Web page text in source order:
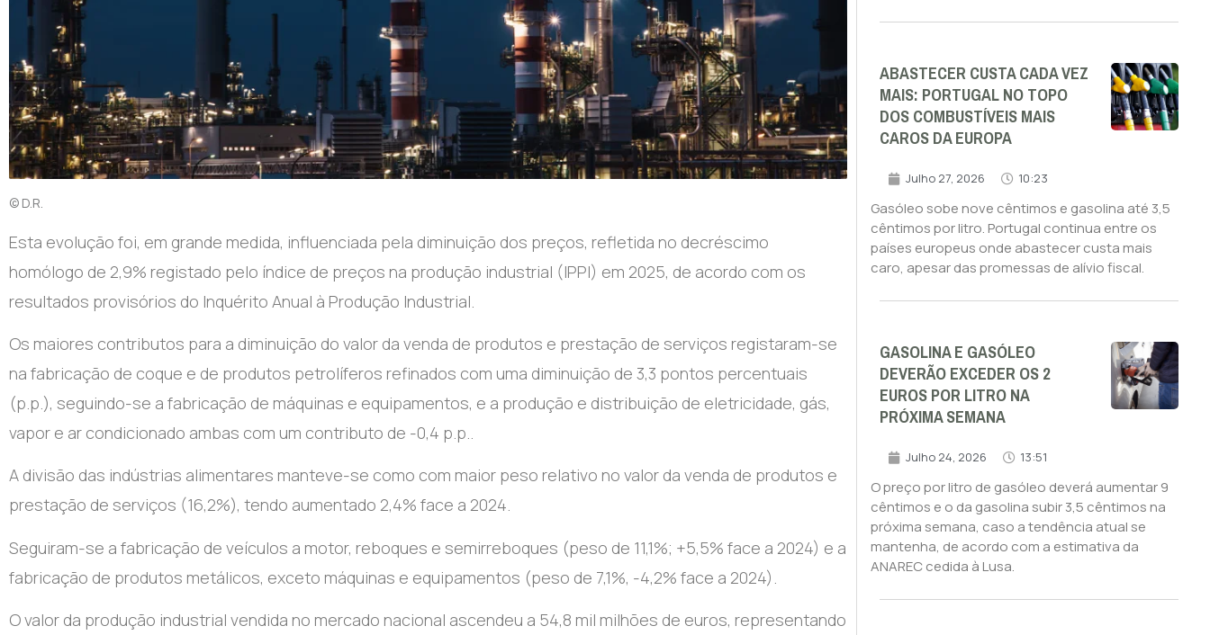
© D.R.
Esta evolução foi, em grande medida, influenciada pela diminuição dos preços, refletida no decréscimo
homólogo de 2,9% registado pelo índice de preços na produção industrial (IPPI) em 2025, de acordo com os
resultados provisórios do Inquérito Anual à Produção Industrial.
Os maiores contributos para a diminuição do valor da venda de produtos e prestação de serviços registaram-se
na fabricação de coque e de produtos petrolíferos refinados com uma diminuição de 3,3 pontos percentuais
(p.p.), seguindo-se a fabricação de máquinas e equipamentos, e a produção e distribuição de eletricidade, gás,
vapor e ar condicionado ambas com um contributo de -0,4 p.p..
A divisão das indústrias alimentares manteve-se como com maior peso relativo no valor da venda de produtos e
prestação de serviços (16,2%), tendo aumentado 2,4% face a 2024.
Seguiram-se a fabricação de veículos a motor, reboques e semirreboques (peso de 11,1%; +5,5% face a 2024) e a
fabricação de produtos metálicos, exceto máquinas e equipamentos (peso de 7,1%, -4,2% face a 2024).
O valor da produção industrial vendida no mercado nacional ascendeu a 54,8 mil milhões de euros, representando
ABASTECER CUSTA CADA VEZ
MAIS: PORTUGAL NO TOPO
DOS COMBUSTÍVEIS MAIS
CAROS DA EUROPA
Julho 27, 2026 10:23
Gasóleo sobe nove cêntimos e gasolina até 3,5
cêntimos por litro. Portugal continua entre os
países europeus onde abastecer custa mais
caro, apesar das promessas de alívio fiscal.
GASOLINA E GASÓLEO
DEVERÃO EXCEDER OS 2
EUROS POR LITRO NA
PRÓXIMA SEMANA
Julho 24, 2026 13:51
O preço por litro de gasóleo deverá aumentar 9
cêntimos e o da gasolina subir 3,5 cêntimos na
próxima semana, caso a tendência atual se
mantenha, de acordo com a estimativa da
ANAREC cedida à Lusa.